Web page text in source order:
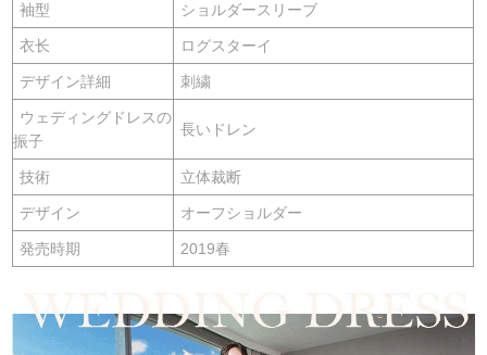
袖型 ショルダースリーブ
衣长 ログスターイ
デザイン詳細 刺繍
ウェディングドレスの
振子
長いドレン
技術 立体裁断
デザイン オーフショルダー
発売時期 2019春